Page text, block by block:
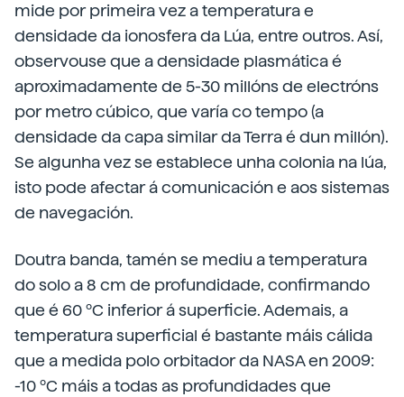
mide por primeira vez a temperatura e
densidade da ionosfera da Lúa, entre outros. Así,
observouse que a densidade plasmática é
aproximadamente de 5-30 millóns de electróns
por metro cúbico, que varía co tempo (a
densidade da capa similar da Terra é dun millón).
Se algunha vez se establece unha colonia na lúa,
isto pode afectar á comunicación e aos sistemas
de navegación.
Doutra banda, tamén se mediu a temperatura
do solo a 8 cm de profundidade, confirmando
que é 60 ºC inferior á superficie. Ademais, a
temperatura superficial é bastante máis cálida
que a medida polo orbitador da NASA en 2009:
-10 ºC máis a todas as profundidades que